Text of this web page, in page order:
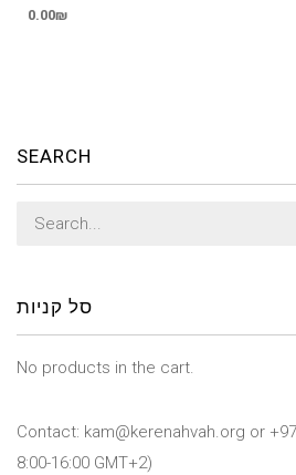
0.00₪
SEARCH
Search
סל קניות
No products in the cart.
Contact: kam@kerenahvah.org or
8:00-16:00 GMT+2)